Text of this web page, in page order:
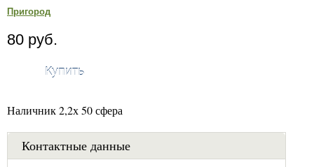
Пригород
80 руб.
Купить
Наличник 2,2х 50 сфера
Контактные данные